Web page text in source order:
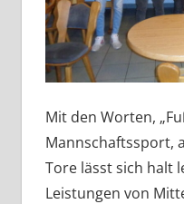
Mit den Worten,
Mannschaftssport,
Tore lässt sich halt
Leistungen von